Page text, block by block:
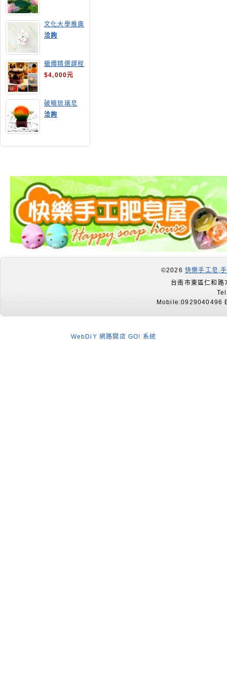
文化大學推廣
部高雄分部手
工皂教學
洽詢
蠟燭精選課程
$4,000元
破曉琉璃皂
洽詢
©2026 快樂手工皂,
台南市東區仁和
Mobile:0929040496
WebDiY 網路開店 GO! 系統